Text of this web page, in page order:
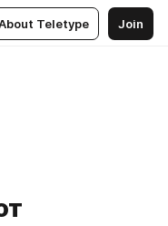
Teletype Join